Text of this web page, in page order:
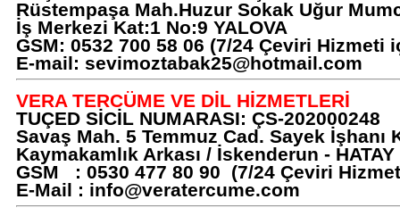
Rüstempaşa Mah.Huzur Sokak Uğur
İş Merkezi Kat:1 No:9 YALOVA
GSM: 0532 700 58 06 (7/24 Çeviri Hizmeti
E-mail: sevimoztabak25@hotmail.com
VERA TERCÜME VE DİL HİZMETLERİ
TUÇED SİCİL NUMARASI: ÇS-202000248
Savaş Mah. 5 Temmuz Cad. Sayek İşhanı
Kaymakamlık Arkası / İskenderun - HATAY
GSM : 0530 477 80 90 (7/24 Çeviri
E-Mail : info@veratercume.com